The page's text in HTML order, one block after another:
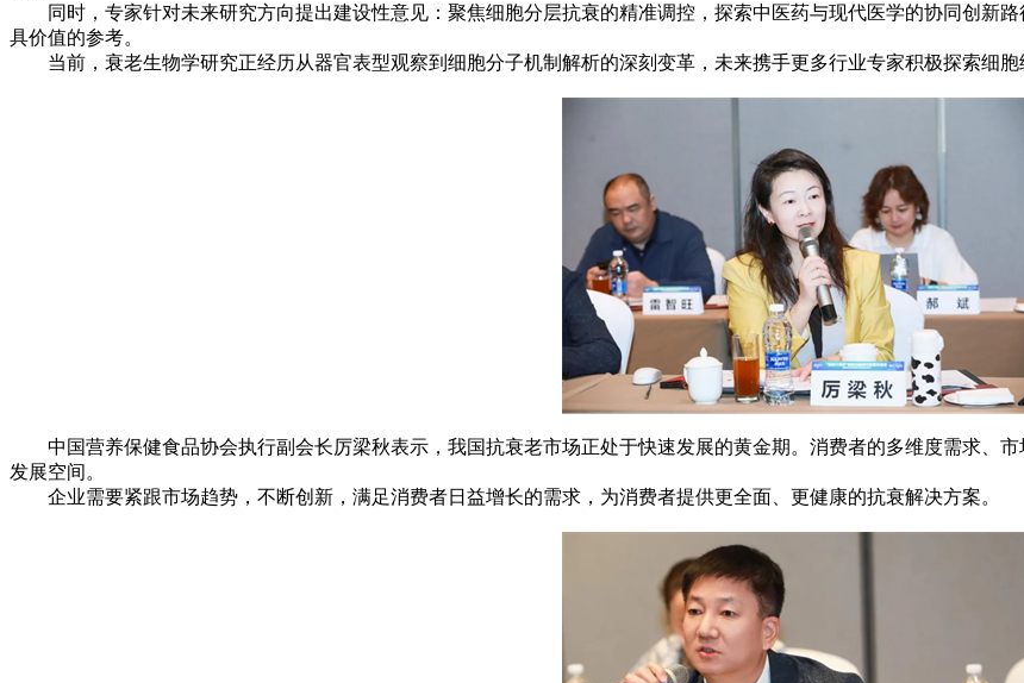
同时，专家针对未来研究方向提出建设性意见：聚焦细胞分层抗衰的精准调控，探索中医药与现代医学的协同创新
具价值的参考。
当前，衰老生物学研究正经历从器官表型观察到细胞分子机制解析的深刻变革，未来携手更多行业专家积极探索细胞
中国营养保健食品协会执行副会长厉梁秋表示，我国抗衰老市场正处于快速发展的黄金期。消费者的多维度需求、
发展空间。
企业需要紧跟市场趋势，不断创新，满足消费者日益增长的需求，为消费者提供更全面、更健康的抗衰解决方案。